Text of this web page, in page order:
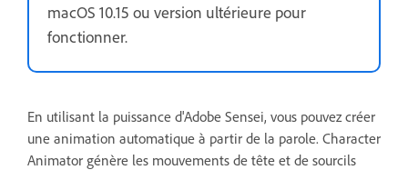
macOS 10.15 ou version ultérieure pour
fonctionner.
En utilisant la puissance d'Adobe Sensei, vous pouvez créer
une animation automatique à partir de la parole. Character
Animator génère les mouvements de tête et de sourcils